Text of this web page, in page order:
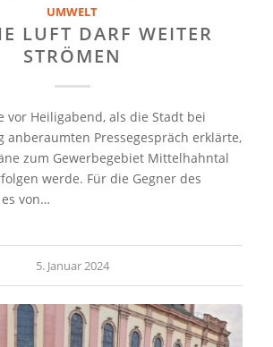
UMWELT
LUFT DARF WEITER
STRÖMEN
vor Heiligabend, als die Stadt bei
anberaumten Pressegespräch erklärte,
zum Gewerbegebiet Mittelhahntal
werde. Für die Gegner des
von…
5. Januar 2024